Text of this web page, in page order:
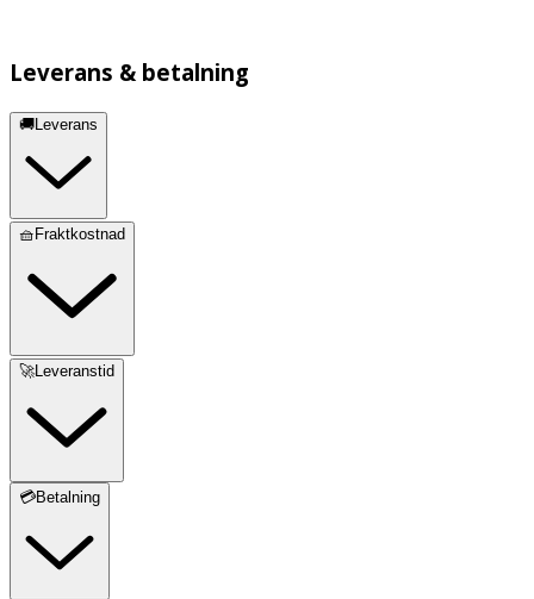
Leverans & betalning
🚚Leverans
🧺Fraktkostnad
🚀Leveranstid
💳Betalning